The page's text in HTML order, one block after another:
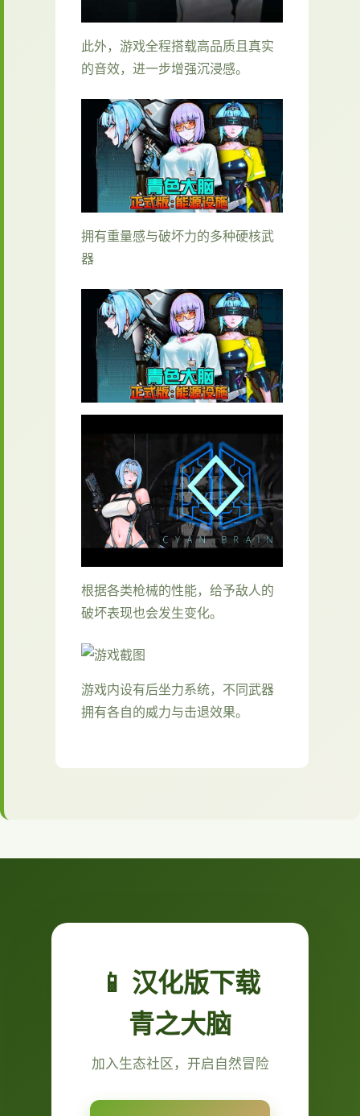
此外，游戏全程搭载高品质且真实
的音效，进一步增强沉浸感。
拥有重量感与破坏力的多种硬核武
器
根据各类枪械的性能，给予敌人的
破坏表现也会发生变化。
游戏内设有后坐力系统，不同武器
拥有各自的威力与击退效果。
📱 汉化版下载
青之大脑
加入生态社区，开启自然冒险